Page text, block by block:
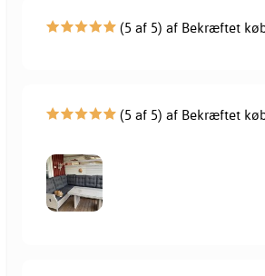
(5 af 5) af Bekræftet
(5 af 5) af Bekræftet